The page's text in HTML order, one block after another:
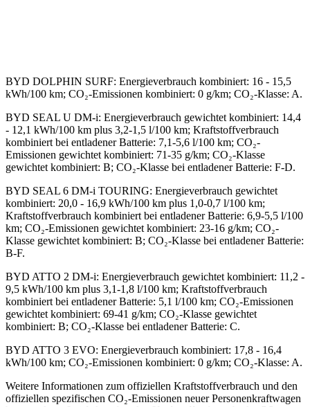
BYD DOLPHIN SURF: Energieverbrauch kombiniert: 16 - 15,5
kWh/100 km; CO₂-Emissionen kombiniert: 0 g/km; CO₂-Klasse: A.
BYD SEAL U DM-i: Energieverbrauch gewichtet kombiniert: 14,4
- 12,1 kWh/100 km plus 3,2-1,5 l/100 km; Kraftstoffverbrauch
kombiniert bei entladener Batterie: 7,1-5,6 l/100 km; CO₂-
Emissionen gewichtet kombiniert: 71-35 g/km; CO₂-Klasse
gewichtet kombiniert: B; CO₂-Klasse bei entladener Batterie: F-D.
BYD SEAL 6 DM-i TOURING: Energieverbrauch gewichtet
kombiniert: 20,0 - 16,9 kWh/100 km plus 1,0-0,7 l/100 km;
Kraftstoffverbrauch kombiniert bei entladener Batterie: 6,9-5,5 l/100
km; CO₂-Emissionen gewichtet kombiniert: 23-16 g/km; CO₂-
Klasse gewichtet kombiniert: B; CO₂-Klasse bei entladener Batterie:
B-F.
BYD ATTO 2 DM-i: Energieverbrauch gewichtet kombiniert: 11,2 -
9,5 kWh/100 km plus 3,1-1,8 l/100 km; Kraftstoffverbrauch
kombiniert bei entladener Batterie: 5,1 l/100 km; CO₂-Emissionen
gewichtet kombiniert: 69-41 g/km; CO₂-Klasse gewichtet
kombiniert: B; CO₂-Klasse bei entladener Batterie: C.
BYD ATTO 3 EVO: Energieverbrauch kombiniert: 17,8 - 16,4
kWh/100 km; CO₂-Emissionen kombiniert: 0 g/km; CO₂-Klasse: A.
Weitere Informationen zum offiziellen Kraftstoffverbrauch und den
offiziellen spezifischen CO₂-Emissionen neuer Personenkraftwagen